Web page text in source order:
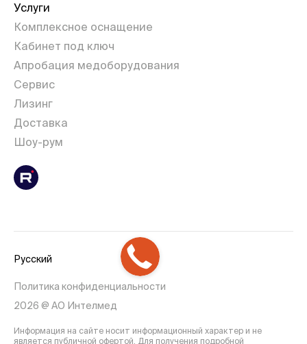
Услуги
Комплексное оснащение
Кабинет под ключ
Апробация медоборудования
Сервис
Лизинг
Доставка
Шоу-рум
Русский
Политика конфиденциальности
2026 @ АО Интелмед
Информация на сайте носит информационный характер и не
является публичной офертой. Для получения подробной